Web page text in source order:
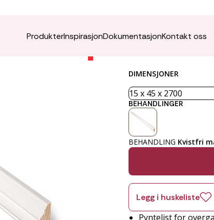
ProdukterInspirasjonDokumentasjonKontakt oss
DIMENSJONER
BEHANDLINGER
BEHANDLING Kvistfri
Legg i huskeliste
Pyntelist for